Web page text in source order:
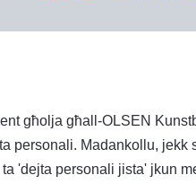
għolja għall-OLSEN
personali. Madankollu, jekk
'dejta personali jista' jkun